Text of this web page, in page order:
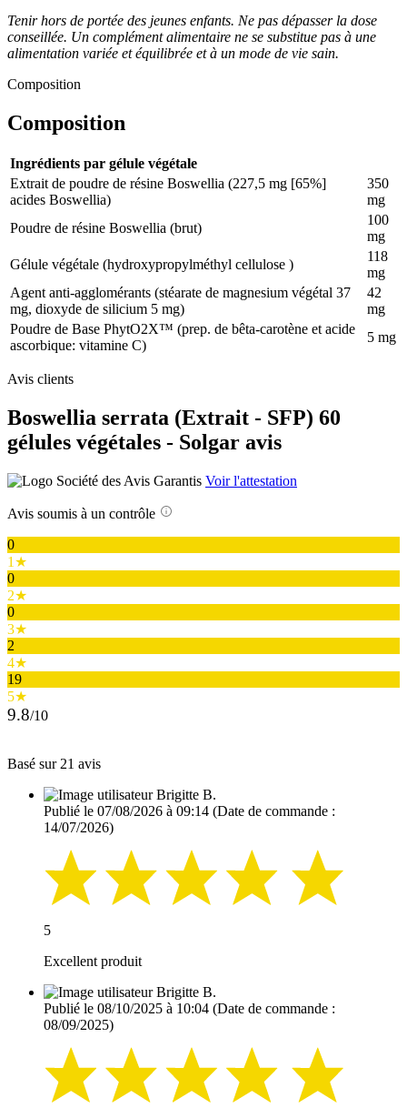
Tenir hors de portée des jeunes enfants. Ne pas dépasser la dose
conseillée. Un complément alimentaire ne se substitue pas à une
alimentation variée et équilibrée et à un mode de vie sain.
Composition
Composition
Ingrédients par gélule végétale
Extrait de poudre de résine Boswellia (227,5 mg [65%]
acides Boswellia)
350
mg
Poudre de résine Boswellia (brut)
100
mg
Gélule végétale (hydroxypropylméthyl cellulose )
118
mg
Agent anti-agglomérants (stéarate de magnesium végétal 37
mg, dioxyde de silicium 5 mg)
42
mg
Poudre de Base PhytO2X™ (prep. de bêta-carotène et acide
ascorbique: vitamine C)
5 mg
Avis clients
Boswellia serrata (Extrait - SFP) 60
gélules végétales - Solgar avis
Voir l'attestation
Avis soumis à un contrôle
0
1★
0
2★
0
3★
2
4★
19
5★
9.8/10
Basé sur 21 avis
Brigitte B.
Publié le 07/08/2026 à 09:14 (Date de commande :
14/07/2026)
5
Excellent produit
Brigitte B.
Publié le 08/10/2025 à 10:04 (Date de commande :
08/09/2025)